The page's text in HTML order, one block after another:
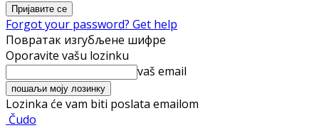
Forgot your password? Get help
Повратак изгубљене шифре
Oporavite vašu lozinku
vaš email
Lozinka će vam biti poslata emailom
Čudo